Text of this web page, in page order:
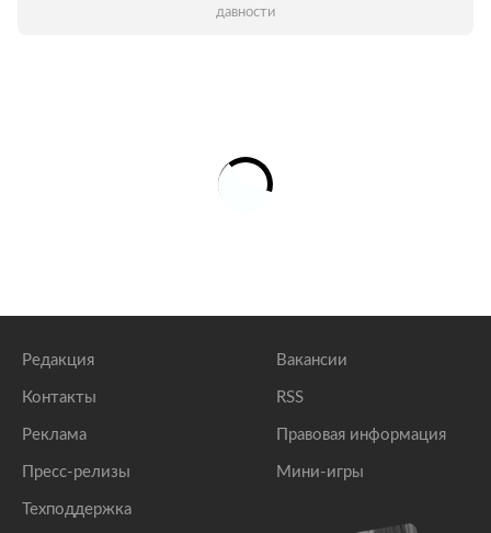
давности
Редакция
Контакты
Реклама
Пресс-релизы
Техподдержка
Вакансии
RSS
Правовая информация
Мини-игры